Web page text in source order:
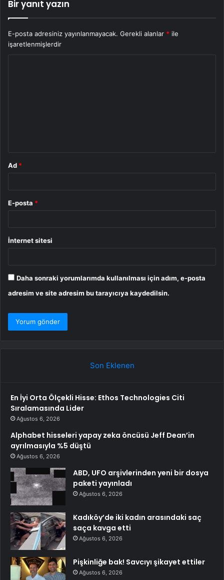
Bir yanıt yazın
E-posta adresiniz yayınlanmayacak. Gerekli alanlar * ile
işaretlenmişlerdir
Ad *
E-posta *
İnternet sitesi
Daha sonraki yorumlarımda kullanılması için adım, e-posta
adresim ve site adresim bu tarayıcıya kaydedilsin.
Son Eklenen
En İyi Orta Ölçekli Hisse: Ethos Technologies Citi
Sıralamasında Lider
Ağustos 6, 2026
Alphabet hisseleri yapay zeka öncüsü Jeff Dean’in
ayrılmasıyla %5 düştü
Ağustos 6, 2026
ABD, UFO arşivlerinden yeni bir dosya
paketi yayınladı
Ağustos 6, 2026
Kadıköy’de iki kadın arasındaki saç
saça kavga etti
Ağustos 6, 2026
Pişkinliğe bak! Savcıyı şikayet ettiler
Ağustos 6, 2026